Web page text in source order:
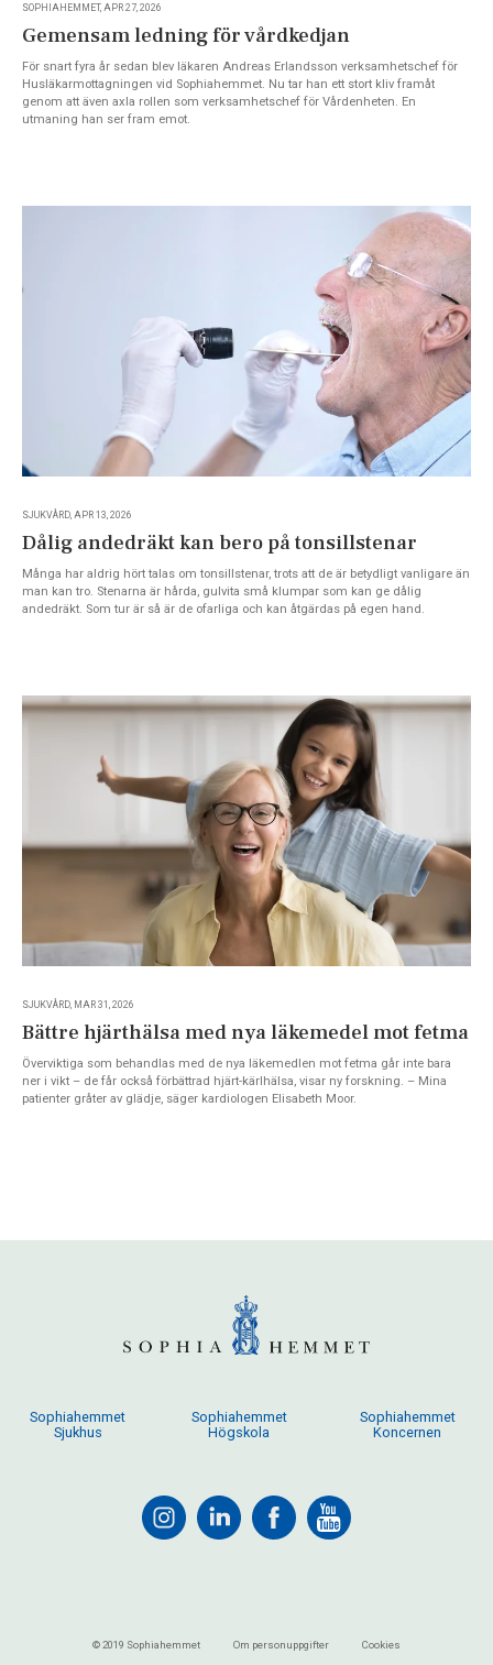
SOPHIAHEMMET, APR 27, 2026
Gemensam ledning för vårdkedjan
För snart fyra år sedan blev läkaren Andreas Erlandsson verksamhetschef för
Husläkarmottagningen vid Sophiahemmet. Nu tar han ett stort kliv framåt
genom att även axla rollen som verksamhetschef för Vårdenheten. En
utmaning han ser fram emot.
SJUKVÅRD, APR 13, 2026
Dålig andedräkt kan bero på tonsillstenar
Många har aldrig hört talas om tonsillstenar, trots att de är betydligt vanligare än
man kan tro. Stenarna är hårda, gulvita små klumpar som kan ge dålig
andedräkt. Som tur är så är de ofarliga och kan åtgärdas på egen hand.
SJUKVÅRD, MAR 31, 2026
Bättre hjärthälsa med nya läkemedel mot fetma
Överviktiga som behandlas med de nya läkemedlen mot fetma går inte bara
ner i vikt – de får också förbättrad hjärt-kärlhälsa, visar ny forskning. – Mina
patienter gråter av glädje, säger kardiologen Elisabeth Moor.
Sophiahemmet
Sjukhus
Sophiahemmet
Högskola
Sophiahemmet
Koncernen
© 2019 Sophiahemmet Om personuppgifter Cookies